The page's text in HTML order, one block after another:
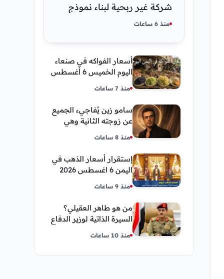
شركة غير ربحية لبناء نموذج
ذكاء اصطناعي يمني
منذ 6 ساعات
أسعار الفواكه في صنعاء
اليوم الخميس 6 أغسطس
والرمان في الأسواق
منذ 7 ساعات
سامو زين يُفاجيء الجميع
عن زوجته الثانية وهي
منذ 8 ساعات
إستقرار أسعار الذهب في
اليمن 6 اغسطس 2026
منذ 9 ساعات
من هو طاهر العقيلي؟
السيرة الذاتية لوزير الدفاع
مناصبه
منذ 10 ساعات